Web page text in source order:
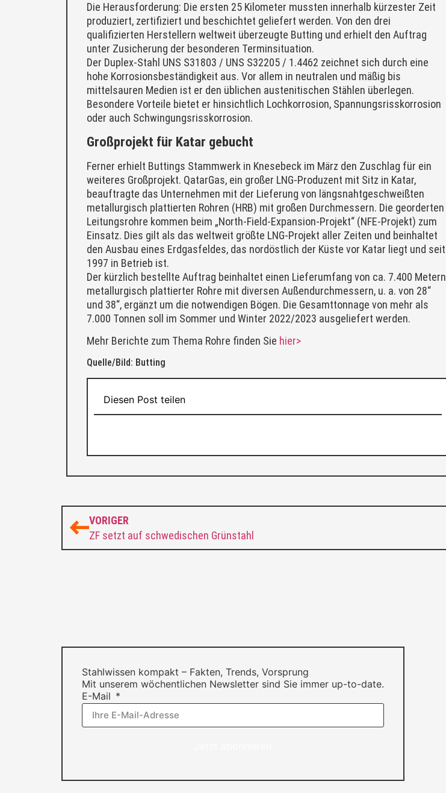
Die Herausforderung: Die ersten 25 Kilometer mussten innerhalb kürzester Zeit
produziert, zertifiziert und beschichtet geliefert werden. Von den drei
qualifizierten Herstellern weltweit überzeugte Butting und erhielt den Auftrag
unter Zusicherung der besonderen Terminsituation.
Der Duplex-Stahl UNS S31803 / UNS S32205 / 1.4462 zeichnet sich durch eine
hohe Korrosionsbeständigkeit aus. Vor allem in neutralen und mäßig bis
mittelsauren Medien ist er den üblichen austenitischen Stählen überlegen.
Besondere Vorteile bietet er hinsichtlich Lochkorrosion, Spannungsrisskorrosion
oder auch Schwingungsrisskorrosion.
Großprojekt für Katar gebucht
Ferner erhielt Buttings Stammwerk in Knesebeck im März den Zuschlag für ein
weiteres Großprojekt. QatarGas, ein großer LNG-Produzent mit Sitz in Katar,
beauftragte das Unternehmen mit der Lieferung von längsnahtgeschweißten
metallurgisch plattierten Rohren (HRB) mit großen Durchmessern. Die georderten
Leitungsrohre kommen beim „North-Field-Expansion-Projekt“ (NFE-Projekt) zum
Einsatz. Dies gilt als das weltweit größte LNG-Projekt aller Zeiten und beinhaltet
den Ausbau eines Erdgasfeldes, das nordöstlich der Küste vor Katar liegt und seit
1997 in Betrieb ist.
Der kürzlich bestellte Auftrag beinhaltet einen Lieferumfang von ca. 7.400 Metern
metallurgisch plattierter Rohre mit diversen Außendurchmessern, u. a. von 28“
und 38“, ergänzt um die notwendigen Bögen. Die Gesamttonnage von mehr als
7.000 Tonnen soll im Sommer und Winter 2022/2023 ausgeliefert werden.
Mehr Berichte zum Thema Rohre finden Sie hier>
Quelle/Bild: Butting
Diesen Post teilen
VORIGER
ZF setzt auf schwedischen Grünstahl
Stahlwissen kompakt – Fakten, Trends, Vorsprung
Mit unserem wöchentlichen Newsletter sind Sie immer up-to-date.
E-Mail